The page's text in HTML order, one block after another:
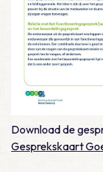
Download de
Gesprekskaart